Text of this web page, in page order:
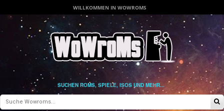
WILLKOMMEN IN WOWROMS
SUCHEN ROMS, SPIELE, ISOS UND MEHR...